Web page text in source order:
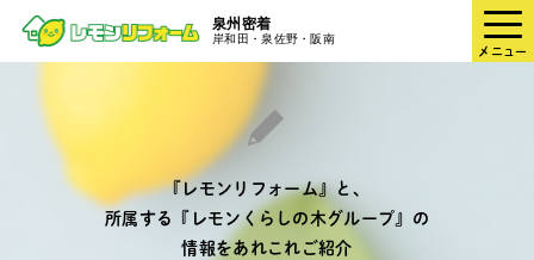
泉州密着
岸和田・泉佐野・阪南
メニュー
『レモンリフォーム』と、
所属する『レモンくらしの木グループ』の
情報をあれこれご紹介